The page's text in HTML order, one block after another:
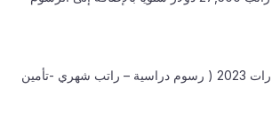
منح جامعة الإمارات 2023 ( رسوم دراسية – راتب شهري -تأمين